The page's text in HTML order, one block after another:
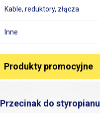
Kable, reduktory, złącza
Inne
Produkty promocyjne
Przecinak do styropianu